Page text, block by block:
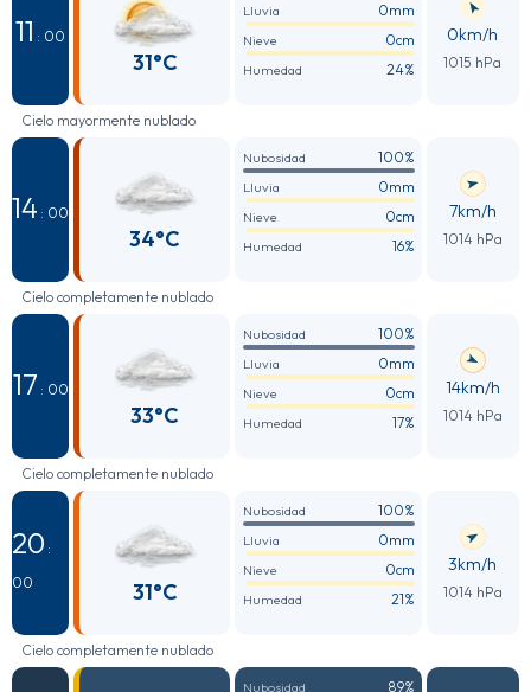
11 : 00
31°C
Lluvia 0mm
Nieve 0cm
Humedad 24%
0km/h
1015 hPa
Cielo mayormente nublado
14 : 00
34°C
Nubosidad 100%
Lluvia 0mm
Nieve 0cm
Humedad 16%
7km/h
1014 hPa
Cielo completamente nublado
17 : 00
33°C
Nubosidad 100%
Lluvia 0mm
Nieve 0cm
Humedad 17%
14km/h
1014 hPa
Cielo completamente nublado
20 :
00
31°C
Nubosidad 100%
Lluvia 0mm
Nieve 0cm
Humedad 21%
3km/h
1014 hPa
Cielo completamente nublado
Nubosidad 89%